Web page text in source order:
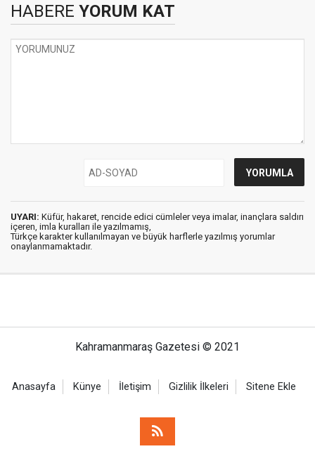
HABERE YORUM KAT
UYARI: Küfür, hakaret, rencide edici cümleler veya imalar, inançlara saldırı
içeren, imla kuralları ile yazılmamış,
Türkçe karakter kullanılmayan ve büyük harflerle yazılmış yorumlar
onaylanmamaktadır.
Kahramanmaraş Gazetesi © 2021
Anasayfa Künye İletişim Gizlilik İlkeleri Sitene Ekle